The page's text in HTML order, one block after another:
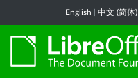
English 中文 (简体)